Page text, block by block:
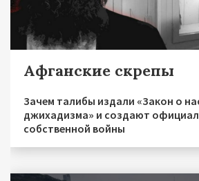
Афганские скрепы
Зачем талибы издали «Закон о
джихадизма» и создают
собственной войны